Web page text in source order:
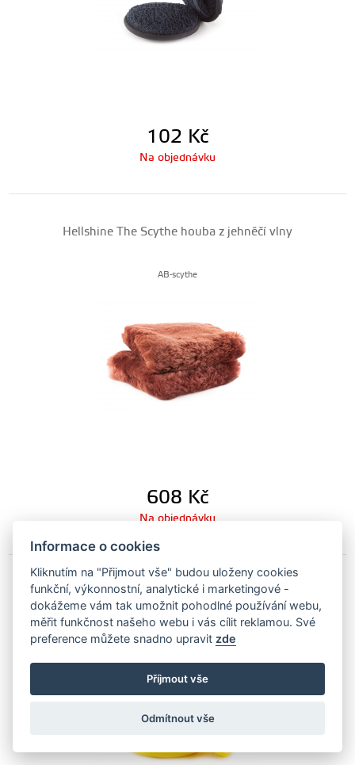
Informace o cookies
Kliknutím na "Přijmout vše" budou uloženy cookies
funkční, výkonnostní, analytické i marketingové -
dokážeme vám tak umožnit pohodlné používání webu,
měřit funkčnost našeho webu i vás cílit reklamou. Své
preference můžete snadno upravit zde
Příjmout vše
Odmítnout vše
102 Kč
Na objednávku
Hellshine The Scythe houba z jehněčí vlny
AB-scythe
608 Kč
Na objednávku
Autobrite žlutý pěnový aplikátor
AB-yellowapplicator